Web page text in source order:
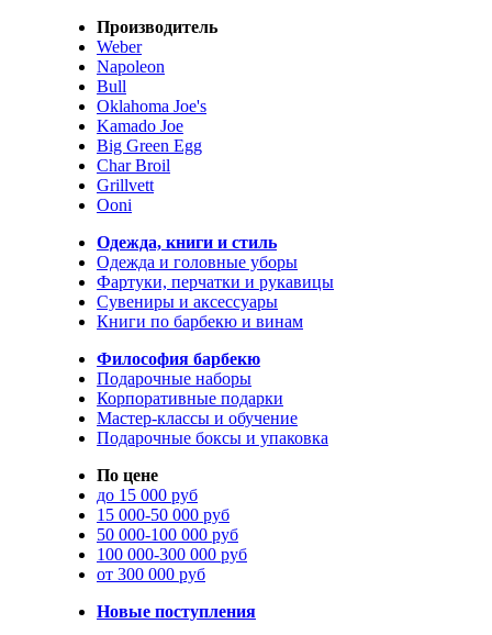
Производитель
Weber
Napoleon
Bull
Oklahoma Joe's
Kamado Joe
Big Green Egg
Char Broil
Grillvett
Ooni
Одежда, книги и стиль
Одежда и головные уборы
Фартуки, перчатки и рукавицы
Сувениры и аксессуары
Книги по барбекю и винам
Философия барбекю
Подарочные наборы
Корпоративные подарки
Мастер-классы и обучение
Подарочные боксы и упаковка
По цене
до 15 000 руб
15 000-50 000 руб
50 000-100 000 руб
100 000-300 000 руб
от 300 000 руб
Новые поступления